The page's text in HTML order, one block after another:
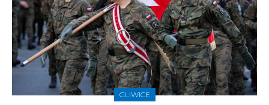
GLIWICE